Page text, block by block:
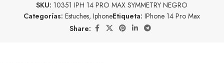
SKU: 10351 IPH 14 PRO MAX SYMMETRY NEGRO
Categorías: Estuches, IphoneEtiqueta: IPhone 14 Pro Max
Share: